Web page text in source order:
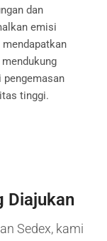
dan
emisi
mendapatkan
tinggi.
Diajukan
Sedex, kami